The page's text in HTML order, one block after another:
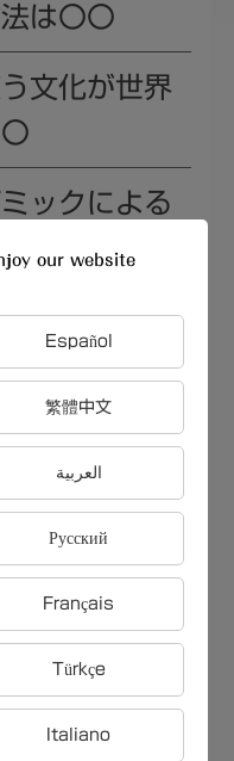
は〇〇
文化が世界
ックによる
な混乱を最
の五つの村
ースで有名
アスケート
ログラムは
を長期間経
our website
Español
繁體中文
العربية
Русский
Français
Türkçe
Italiano